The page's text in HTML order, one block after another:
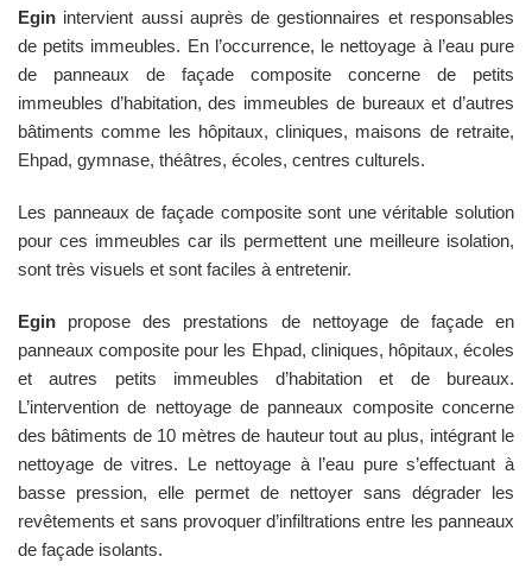
Egin intervient aussi auprès de gestionnaires et responsables
de petits immeubles. En l’occurrence, le nettoyage à l’eau pure
de panneaux de façade composite concerne de petits
immeubles d’habitation, des immeubles de bureaux et d’autres
bâtiments comme les hôpitaux, cliniques, maisons de retraite,
Ehpad, gymnase, théâtres, écoles, centres culturels.
Les panneaux de façade composite sont une véritable solution
pour ces immeubles car ils permettent une meilleure isolation,
sont très visuels et sont faciles à entretenir.
Egin propose des prestations de nettoyage de façade en
panneaux composite pour les Ehpad, cliniques, hôpitaux, écoles
et autres petits immeubles d’habitation et de bureaux.
L’intervention de nettoyage de panneaux composite concerne
des bâtiments de 10 mètres de hauteur tout au plus, intégrant le
nettoyage de vitres. Le nettoyage à l’eau pure s’effectuant à
basse pression, elle permet de nettoyer sans dégrader les
revêtements et sans provoquer d’infiltrations entre les panneaux
de façade isolants.